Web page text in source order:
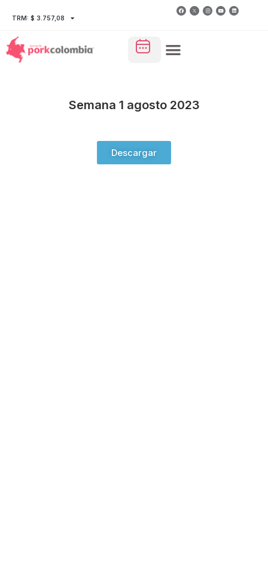
TRM: $ 3.757,08
Semana 1 agosto 2023
Descargar